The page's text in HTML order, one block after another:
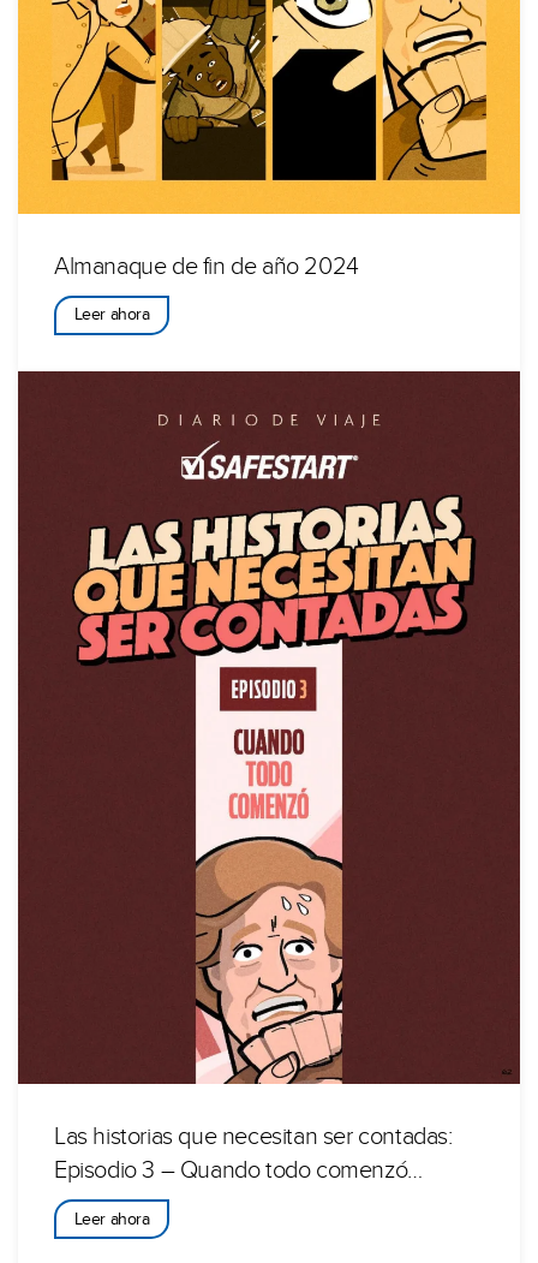
Almanaque de fin de año 2024
Leer ahora
Las historias que necesitan ser contadas:
Episodio 3 – Quando todo comenzó…
Leer ahora